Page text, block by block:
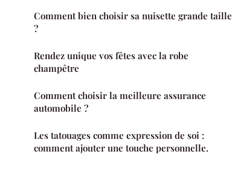
Comment bien choisir sa nuisette grande taille
?
Rendez unique vos fêtes avec la robe
champêtre
Comment choisir la meilleure assurance
automobile ?
Les tatouages comme expression de soi :
comment ajouter une touche personnelle.